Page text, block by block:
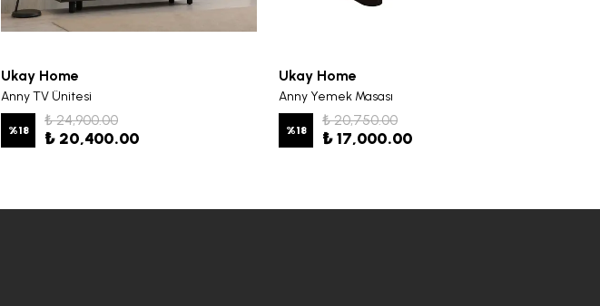
Ukay Home
Anny TV Ünitesi
%18
₺ 24,900.00
₺ 20,400.00
Ukay Home
Anny Yemek Masası
%18
₺ 20,750.00
₺ 17,000.00